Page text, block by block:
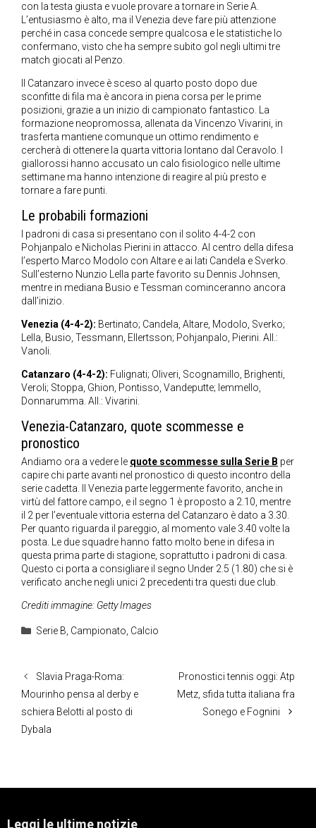
con la testa giusta e vuole provare a tornare in Serie A.
L’entusiasmo è alto, ma il Venezia deve fare più attenzione
perché in casa concede sempre qualcosa e le statistiche lo
confermano, visto che ha sempre subito gol negli ultimi tre
match giocati al Penzo.
Il Catanzaro invece è sceso al quarto posto dopo due
sconfitte di fila ma è ancora in piena corsa per le prime
posizioni, grazie a un inizio di campionato fantastico. La
formazione neopromossa, allenata da Vincenzo Vivarini, in
trasferta mantiene comunque un ottimo rendimento e
cercherà di ottenere la quarta vittoria lontano dal Ceravolo. I
giallorossi hanno accusato un calo fisiologico nelle ultime
settimane ma hanno intenzione di reagire al più presto e
tornare a fare punti.
Le probabili formazioni
I padroni di casa si presentano con il solito 4-4-2 con
Pohjanpalo e Nicholas Pierini in attacco. Al centro della difesa
l’esperto Marco Modolo con Altare e ai lati Candela e Sverko.
Sull’esterno Nunzio Lella parte favorito su Dennis Johnsen,
mentre in mediana Busio e Tessman cominceranno ancora
dall’inizio.
Venezia (4-4-2): Bertinato; Candela, Altare, Modolo, Sverko;
Lella, Busio, Tessmann, Ellertsson; Pohjanpalo, Pierini. All.:
Vanoli.
Catanzaro (4-4-2): Fulignati; Oliveri, Scognamillo, Brighenti,
Veroli; Stoppa, Ghion, Pontisso, Vandeputte; Iemmello,
Donnarumma. All.: Vivarini.
Venezia-Catanzaro, quote scommesse e
pronostico
Andiamo ora a vedere le quote scommesse sulla Serie B per
capire chi parte avanti nel pronostico di questo incontro della
serie cadetta. Il Venezia parte leggermente favorito, anche in
virtù del fattore campo, e il segno 1 è proposto a 2.10, mentre
il 2 per l’eventuale vittoria esterna del Catanzaro è dato a 3.30.
Per quanto riguarda il pareggio, al momento vale 3.40 volte la
posta. Le due squadre hanno fatto molto bene in difesa in
questa prima parte di stagione, soprattutto i padroni di casa.
Questo ci porta a consigliare il segno Under 2.5 (1.80) che si è
verificato anche negli unici 2 precedenti tra questi due club.
Crediti immagine: Getty Images
Categorie
Serie B, Campionato, Calcio
Slavia Praga-Roma:
Mourinho pensa al derby e
schiera Belotti al posto di
Dybala
Pronostici tennis oggi: Atp
Metz, sfida tutta italiana fra
Sonego e Fognini
Leggi le ultime notizie